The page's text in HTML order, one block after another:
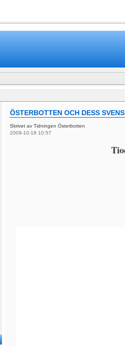
ÖSTERBOTTEN OCH DESS
Skrivet av Tidningen Österbotten
2009-10-18 10:57